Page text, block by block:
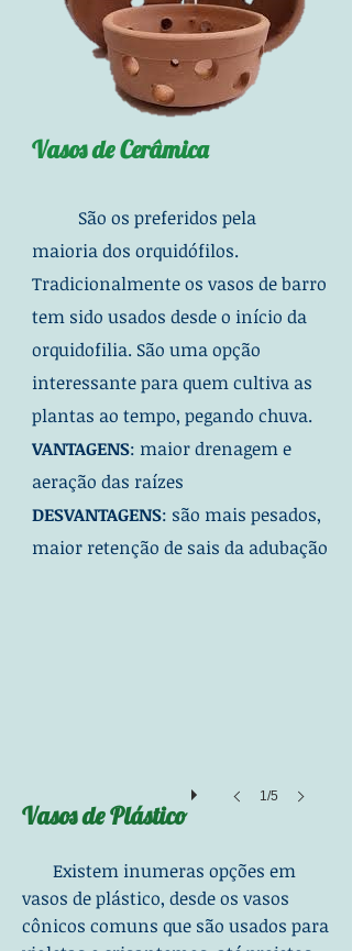
Vasos de Plástico
Existem inumeras opções em
vasos de plástico, desde os vasos
cônicos comuns que são usados para
Vasos de Cerâmica
São os preferidos pela
maioriados orquidófilos.
Tradicionalmente os vasos de barro
tem sido usados desde o início da
orquidofilia. São uma opção
interessante para quem cultiva as
plantas ao tempo, pegando chuva.
VANTAGENS: maior drenagem e
aeração das raízes
DESVANTAGENS: são mais pesados,
maior retenção de sais da adubação
vaso plastico 5
1/5